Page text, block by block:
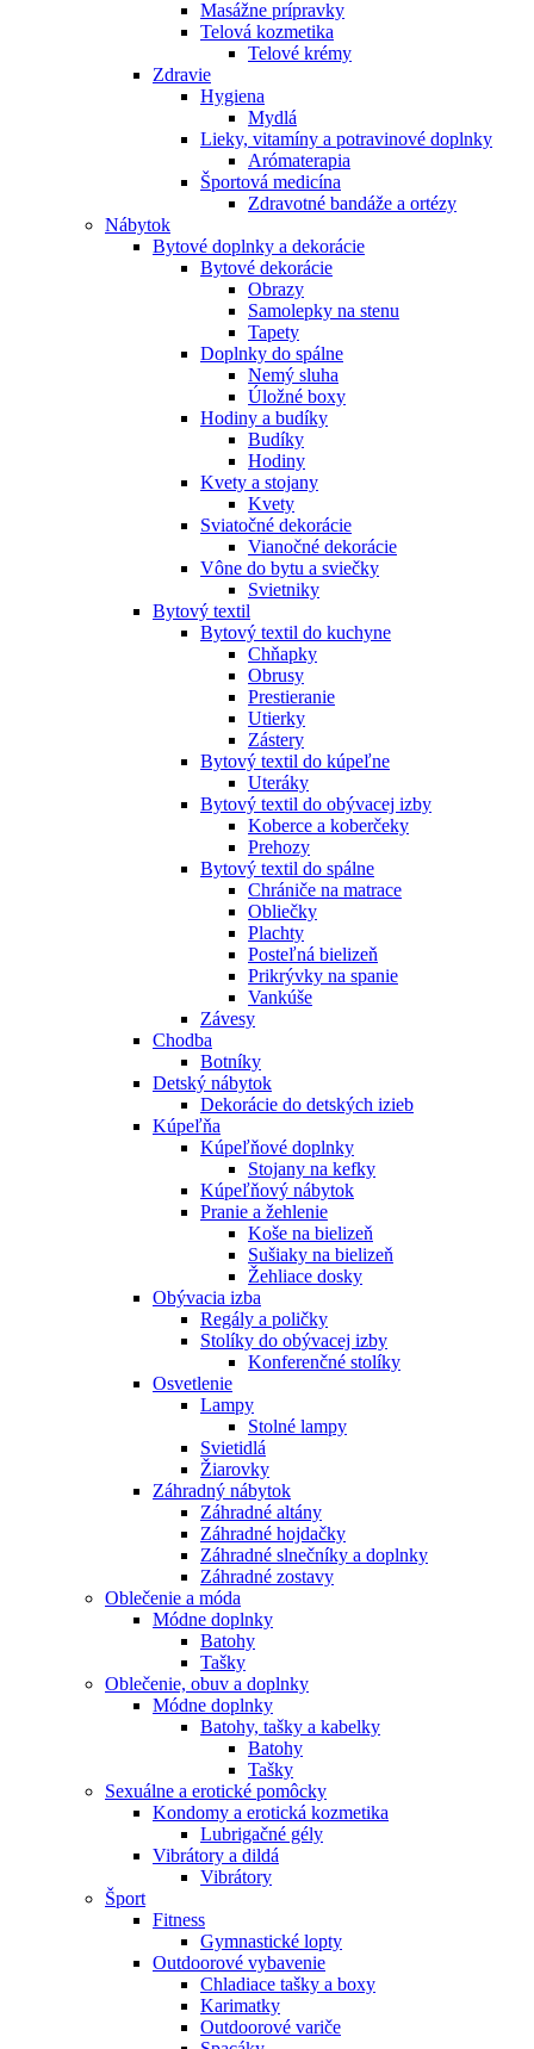
Masážne prípravky
Telová kozmetika
Telové krémy
Zdravie
Hygiena
Mydlá
Lieky, vitamíny a potravinové doplnky
Arómaterapia
Športová medicína
Zdravotné bandáže a ortézy
Nábytok
Bytové doplnky a dekorácie
Bytové dekorácie
Obrazy
Samolepky na stenu
Tapety
Doplnky do spálne
Nemý sluha
Úložné boxy
Hodiny a budíky
Budíky
Hodiny
Kvety a stojany
Kvety
Sviatočné dekorácie
Vianočné dekorácie
Vône do bytu a sviečky
Svietniky
Bytový textil
Bytový textil do kuchyne
Chňapky
Obrusy
Prestieranie
Utierky
Zástery
Bytový textil do kúpeľne
Uteráky
Bytový textil do obývacej izby
Koberce a koberčeky
Prehozy
Bytový textil do spálne
Chrániče na matrace
Obliečky
Plachty
Posteľná bielizeň
Prikrývky na spanie
Vankúše
Závesy
Chodba
Botníky
Detský nábytok
Dekorácie do detských izieb
Kúpeľňa
Kúpeľňové doplnky
Stojany na kefky
Kúpeľňový nábytok
Pranie a žehlenie
Koše na bielizeň
Sušiaky na bielizeň
Žehliace dosky
Obývacia izba
Regály a poličky
Stolíky do obývacej izby
Konferenčné stolíky
Osvetlenie
Lampy
Stolné lampy
Svietidlá
Žiarovky
Záhradný nábytok
Záhradné altány
Záhradné hojdačky
Záhradné slnečníky a doplnky
Záhradné zostavy
Oblečenie a móda
Módne doplnky
Batohy
Tašky
Oblečenie, obuv a doplnky
Módne doplnky
Batohy, tašky a kabelky
Batohy
Tašky
Sexuálne a erotické pomôcky
Kondomy a erotická kozmetika
Lubrigačné gély
Vibrátory a dildá
Vibrátory
Šport
Fitness
Gymnastické lopty
Outdoorové vybavenie
Chladiace tašky a boxy
Karimatky
Outdoorové variče